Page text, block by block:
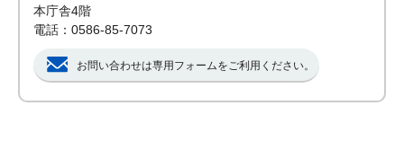
本庁舎4階
電話：0586-85-7073
お問い合わせは専用フォームをご利用ください。